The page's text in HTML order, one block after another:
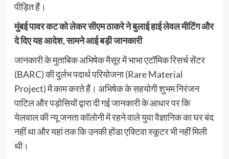
पीड़ित हैं।
मुंबई पावर कट को लेकर सीएम ठाकरे ने बुलाई हाई लेवल मीटिंग और
दे दिए यह आदेश, सामने आई बड़ी जानकारी
जानकारी के मुताबिक अभिषेक मैसूर में भाभा एटॉमिक रिसर्च सेंटर
(BARC) की दुर्लभ पदार्थ परियोजना (Rare Material
Project) में काम करते हैं। अभिषेक के सहयोगी शुभम निरंजन
पाटिल और पड़ोसियों द्वारा दी गई जानकारी के आधार पर कि
येलवाल की न्यू जनता कॉलोनी में रहने वाले युवा वैज्ञानिक का घर बंद
नहीं था और यहां तक कि उनकी होंडा एक्टिवा स्कूटर भी नहीं मिली
थी।